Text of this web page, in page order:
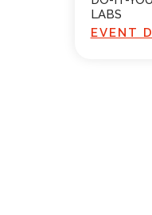
LABS
EVENT